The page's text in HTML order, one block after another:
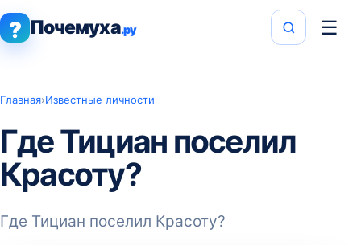
? Почемуха.ру ☰
Главная›Известные личности
Где Тициан поселил
Красоту?
Где Тициан поселил Красоту?